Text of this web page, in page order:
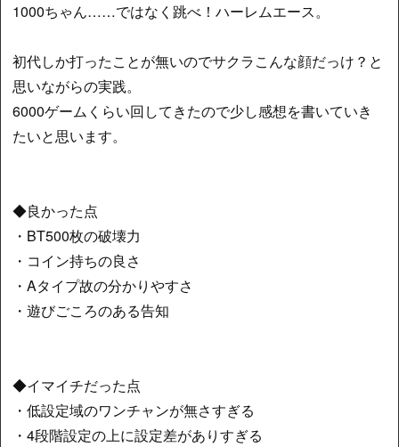
1000ちゃん……ではなく跳べ！ハーレムエース。
初代しか打ったことが無いのでサクラこんな顔だっけ？と
思いながらの実践。
6000ゲームくらい回してきたので少し感想を書いていき
たいと思います。
◆良かった点
・BT500枚の破壊力
・コイン持ちの良さ
・Aタイプ故の分かりやすさ
・遊びごころのある告知
◆イマイチだった点
・低設定域のワンチャンが無さすぎる
・4段階設定の上に設定差がありすぎる